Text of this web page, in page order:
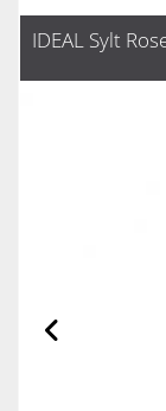
IDEAL Sylt